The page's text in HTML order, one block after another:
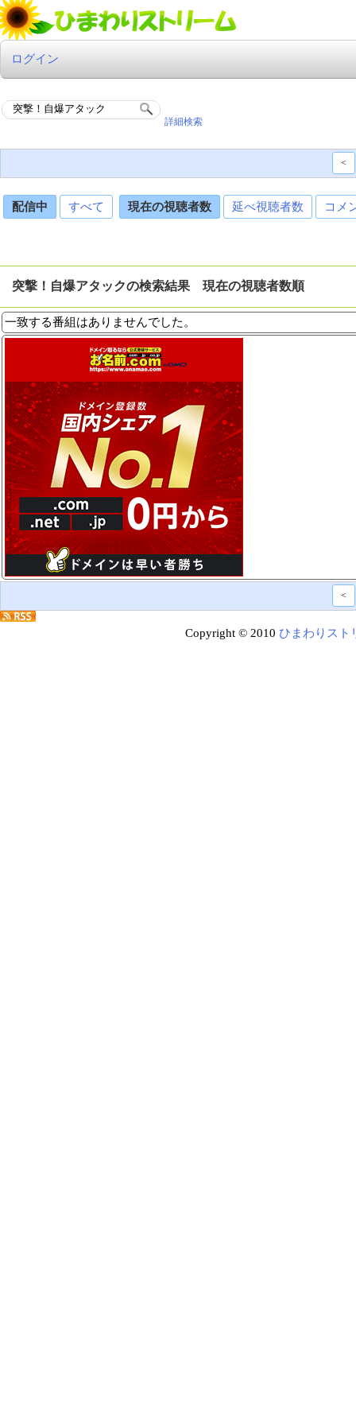
ログイン
詳細検索
<
配信中 すべて 現在の視聴者数 延べ視聴者数 コメ
突撃！自爆アタックの検索結果 現在の視聴者数順
一致する番組はありませんでした。
<
Copyright © 2010 ひまわりスト